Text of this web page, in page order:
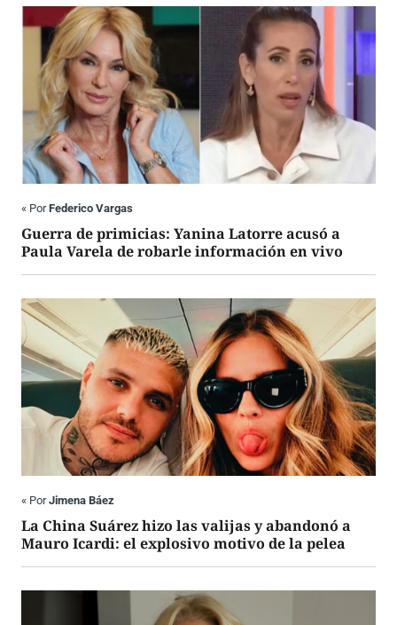
« PorFederico Vargas
Guerra de primicias: Yanina Latorre acusó a
Paula Varela de robarle información en vivo
« PorJimena Báez
La China Suárez hizo las valijas y abandonó a
Mauro Icardi: el explosivo motivo de la pelea